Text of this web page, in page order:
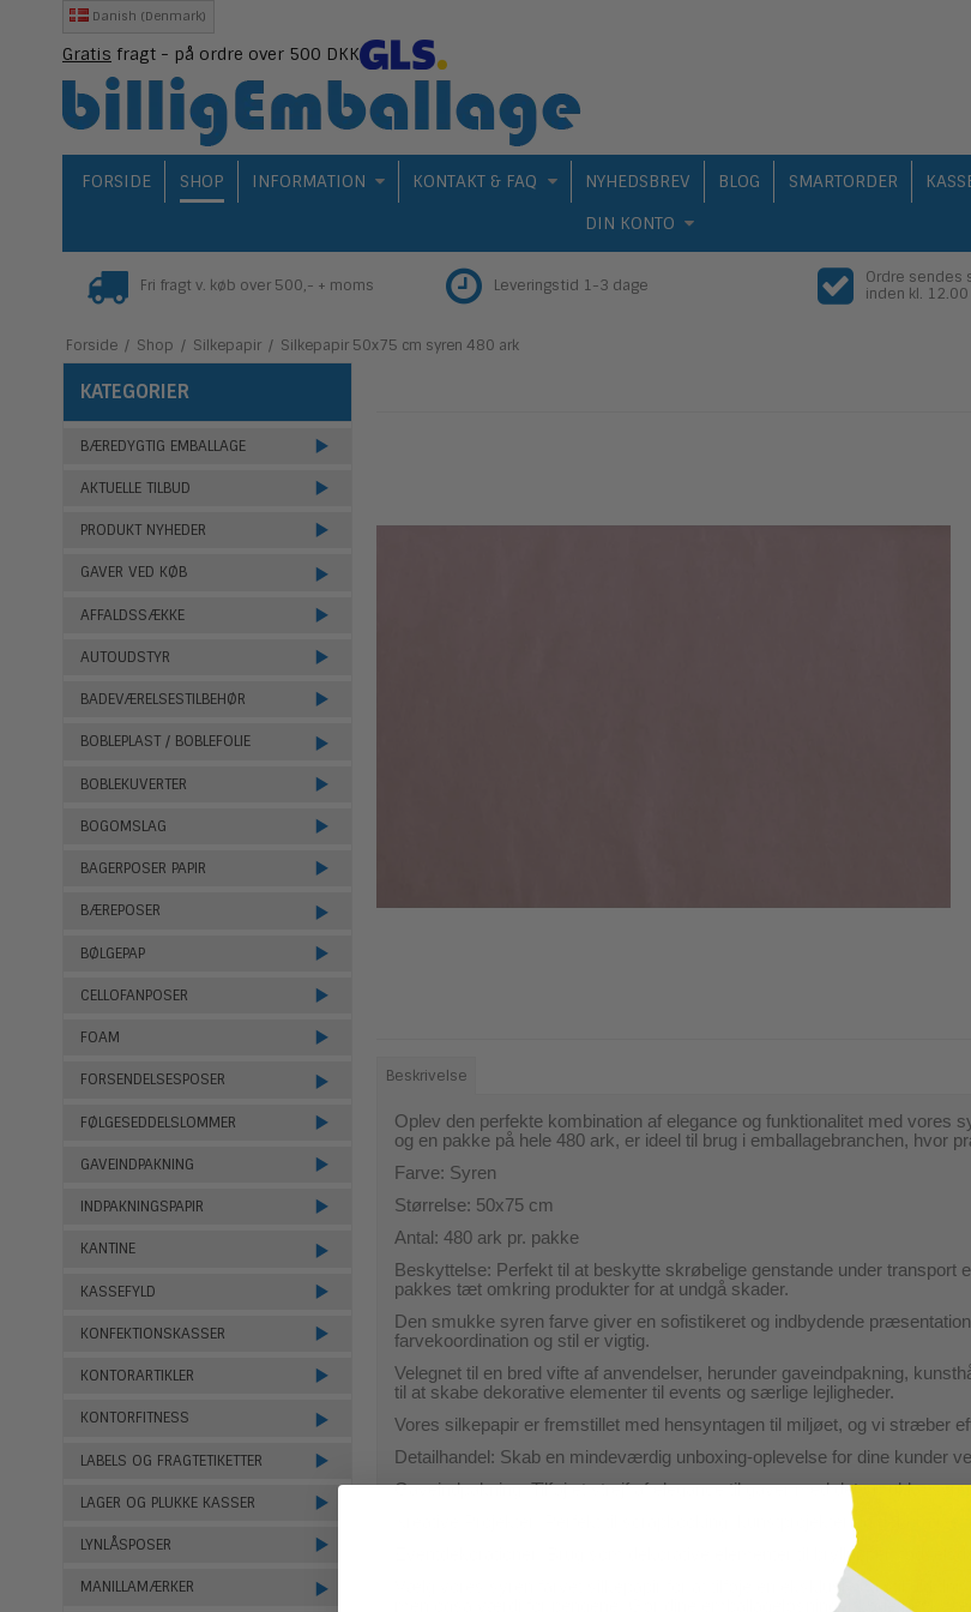
Danish (Denmark)
Gratis fragt - på ordre over 500 DKK
FORSIDE SHOP INFORMATION KONTAKT & FAQ NYHEDSBREV BLOG SMARTORDER
DIN KONTO
Fri fragt v. køb over 500,- + moms Leveringstid 1-3 dage
Ordre sendes
inden kl. 12.00
Forside / Shop / Silkepapir / Silkepapir 50x75 cm syren 480 ark
KATEGORIER
BÆREDYGTIG EMBALLAGE
AKTUELLE TILBUD
PRODUKT NYHEDER
GAVER VED KØB
AFFALDSSÆKKE
AUTOUDSTYR
BADEVÆRELSESTILBEHØR
BOBLEPLAST / BOBLEFOLIE
BOBLEKUVERTER
BOGOMSLAG
BAGERPOSER PAPIR
BÆREPOSER
BØLGEPAP
CELLOFANPOSER
FOAM
FORSENDELSESPOSER
FØLGESEDDELSLOMMER
GAVEINDPAKNING
INDPAKNINGSPAPIR
KANTINE
KASSEFYLD
KONFEKTIONSKASSER
KONTORARTIKLER
KONTORFITNESS
LABELS OG FRAGTETIKETTER
LAGER OG PLUKKE KASSER
LYNLÅSPOSER
MANILLAMÆRKER
Beskrivelse
Oplev den perfekte kombination af elegance og funktionalitet med vores
og en pakke på hele 480 ark, er ideel til brug i emballagebranchen, hvor
Farve: Syren
Størrelse: 50x75 cm
Antal: 480 ark pr. pakke
Beskyttelse: Perfekt til at beskytte skrøbelige genstande under transport
pakkes tæt omkring produkter for at undgå skader.
Den smukke syren farve giver en sofistikeret og indbydende
farvekoordination og stil er vigtig.
Velegnet til en bred vifte af anvendelser, herunder gaveindpakning,
til at skabe dekorative elementer til events og særlige lejligheder.
Vores silkepapir er fremstillet med hensyntagen til miljøet, og vi stræber
Detailhandel: Skab en mindeværdig unboxing-oplevelse for dine kunder
Gaveindpakning: Tilføj et strejf af elegance til gaver med det smukke
Kreative Projekter: Perfekt til scrapbooking, kunstprojekter og dekorative
Eventdekorationer: Brug som dekorative elementer til bryllupper,
Vælg vores syren farvet silkepapir for at tilføje en eksklusiv og stilfuld
men også værdi for pengene. Gør dine emballageløsninger både